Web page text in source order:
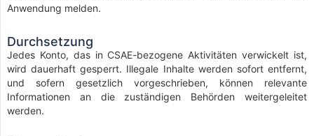
Anwendung melden.
Durchsetzung
Jedes Konto, das in CSAE-bezogene Aktivitäten verwickelt ist,
wird dauerhaft gesperrt. Illegale Inhalte werden sofort entfernt,
und sofern gesetzlich vorgeschrieben, können relevante
Informationen an die zuständigen Behörden weitergeleitet
werden.